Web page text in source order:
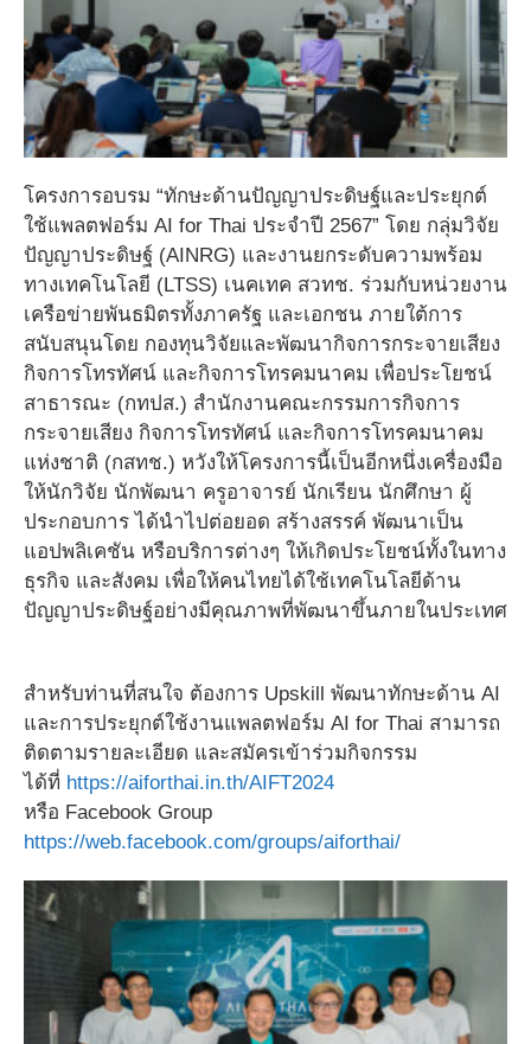
โครงการอบรม “ทักษะด้านปัญญาประดิษฐ์และประยุกต์
ใช้แพลตฟอร์ม AI for Thai ประจำปี 2567” โดย กลุ่มวิจัย
ปัญญาประดิษฐ์ (AINRG) และงานยกระดับความพร้อม
ทางเทคโนโลยี (LTSS) เนคเทค สวทช. ร่วมกับหน่วยงาน
เครือข่ายพันธมิตรทั้งภาครัฐ และเอกชน ภายใต้การ
สนับสนุนโดย กองทุนวิจัยและพัฒนากิจการกระจายเสียง
กิจการโทรทัศน์ และกิจการโทรคมนาคม เพื่อประโยชน์
สาธารณะ (กทปส.) สำนักงานคณะกรรมการกิจการ
กระจายเสียง กิจการโทรทัศน์ และกิจการโทรคมนาคม
แห่งชาติ (กสทช.) หวังให้โครงการนี้เป็นอีกหนึ่งเครื่องมือ
ให้นักวิจัย นักพัฒนา ครูอาจารย์ นักเรียน นักศึกษา ผู้
ประกอบการ ได้นำไปต่อยอด สร้างสรรค์ พัฒนาเป็น
แอปพลิเคชัน หรือบริการต่างๆ ให้เกิดประโยชน์ทั้งในทาง
ธุรกิจ และสังคม เพื่อให้คนไทยได้ใช้เทคโนโลยีด้าน
ปัญญาประดิษฐ์อย่างมีคุณภาพที่พัฒนาขึ้นภายในประเทศ
สำหรับท่านที่สนใจ ต้องการ Upskill พัฒนาทักษะด้าน AI
และการประยุกต์ใช้งานแพลตฟอร์ม AI for Thai สามารถ
ติดตามรายละเอียด และสมัครเข้าร่วมกิจกรรม
ได้ที่ https://aiforthai.in.th/AIFT2024
หรือ Facebook Group
https://web.facebook.com/groups/aiforthai/